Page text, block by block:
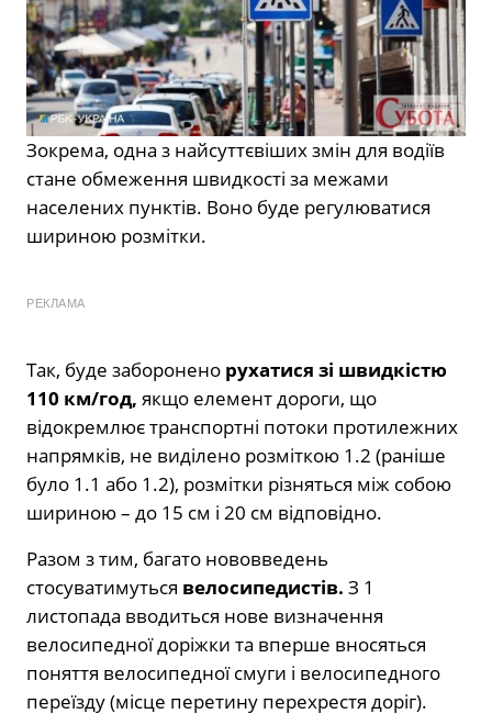
Зокрема, одна з найсуттєвіших змін для водіїв
стане обмеження швидкості за межами
населених пунктів. Воно буде регулюватися
шириною розмітки.
РЕКЛАМА
Так, буде заборонено рухатися зі швидкістю
110 км/год, якщо елемент дороги, що
відокремлює транспортні потоки протилежних
напрямків, не виділено розміткою 1.2 (раніше
було 1.1 або 1.2), розмітки різняться між собою
шириною – до 15 см і 20 см відповідно.
Разом з тим, багато нововведень
стосуватимуться велосипедистів. З 1
листопада вводиться нове визначення
велосипедної доріжки та вперше вносяться
поняття велосипедної смуги і велосипедного
переїзду (місце перетину перехрестя доріг).